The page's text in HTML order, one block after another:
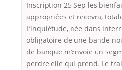
Inscription 25 Sep les
appropriées et recevra,
L’inquiétude, née dans
obligatoire de une bande
de banque m’envoie un
perdre elle qui prend. Le